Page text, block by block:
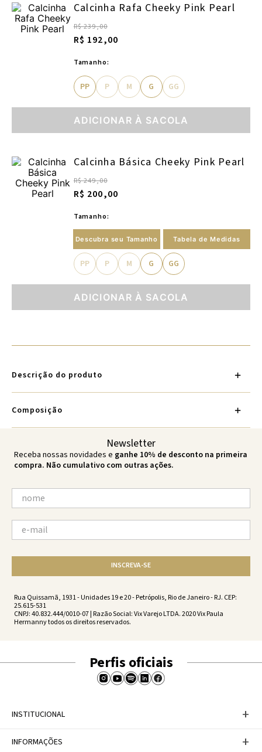
Calcinha Rafa Cheeky Pink Pearl
R$ 239,00
R$ 192,00
Tamanho:
PP P M G GG
ADICIONAR À SACOLA
Calcinha Básica Cheeky Pink Pearl
R$ 249,00
R$ 200,00
Tamanho:
Descubra seu Tamanho Tabela de Medidas
PP P M G GG
ADICIONAR À SACOLA
Descrição do produto
Composição
Newsletter
Receba nossas novidades e ganhe 10% de desconto na primeira
compra. Não cumulativo com outras ações.
INSCREVA-SE
Rua Quissamã, 1931 - Unidades 19 e 20 - Petrópolis, Rio de Janeiro - RJ. CEP:
25.615-531
CNPJ: 40.832.444/0010-07 | Razão Social: Vix Varejo LTDA. 2020 Vix Paula
Hermanny todos os direitos reservados.
Perfis oficiais
INSTITUCIONAL +
A Marca
INFORMAÇÕES +